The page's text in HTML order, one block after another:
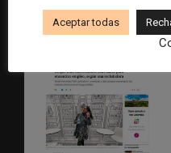
noticias sin pagar: el desafío
de la IA a los medios
Aceptar todas